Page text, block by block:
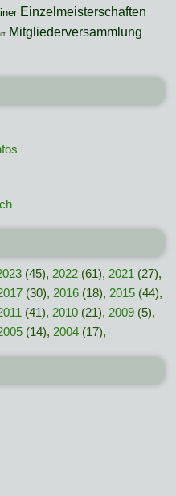
Einzelmeisterschaften
Mitgliederversammlung
(45), 2022 (61), 2021 (27),
(30), 2016 (18), 2015 (44),
(41), 2010 (21), 2009 (5),
(14), 2004 (17),